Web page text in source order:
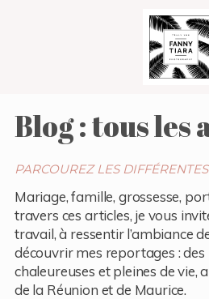
Blog : tous les
PARCOUREZ LES
Mariage, famille, grossesse,
travers ces articles, je vous
travail, à ressentir l’ambiance
découvrir mes reportages : des
chaleureuses et pleines de vie,
de la Réunion et de Maurice.